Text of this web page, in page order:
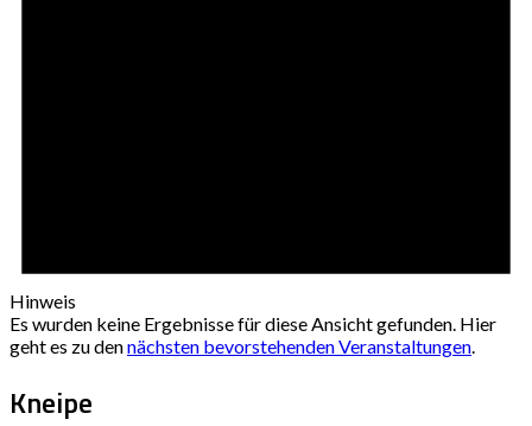
Hinweis
Es wurden keine Ergebnisse für diese Ansicht gefunden. Hier
geht es zu dennächsten bevorstehenden Veranstaltungen.
Kneipe